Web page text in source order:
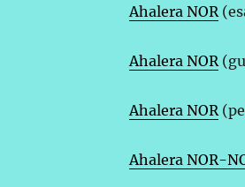
Ahalera NOR
Ahalera NOR
Ahalera NOR
Ahalera NOR-